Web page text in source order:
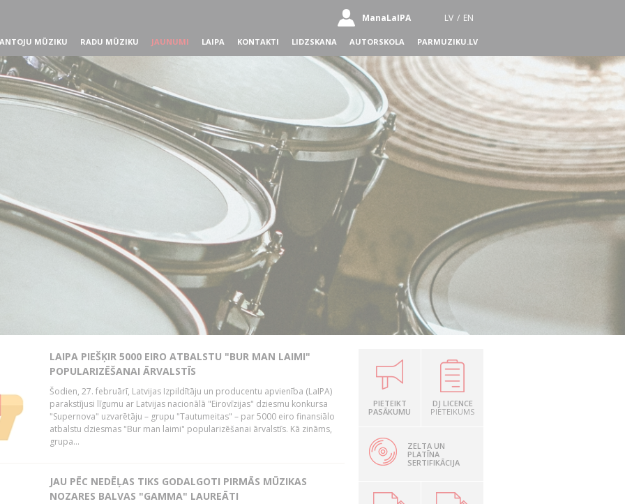
ManaLaIPA LV / EN
MŪZIKU RADU MŪZIKU JAUNUMI LAIPA KONTAKTI LIDZSKANA AUTORSKOLA PARMUZIKU.LV
LAIPA PIEŠĶIR 5000 EIRO ATBALSTU "BUR MAN LAIMI"
POPULARIZĒŠANAI ĀRVALSTĪS
Šodien, 27. februārī, Latvijas Izpildītāju un producentu apvienība (LaIPA)
parakstījusi līgumu ar Latvijas nacionālā "Eirovīzijas" dziesmu konkursa
"Supernova" uzvarētāju – grupu "Tautumeitas" – par 5000 eiro finansiālo
atbalstu dziesmas "Bur man laimi" popularizēšanai ārvalstīs. Kā zināms,
grupa...
JAU PĒC NEDĒĻAS TIKS GODALGOTI PIRMĀS MŪZIKAS
NOZARES BALVAS "GAMMA" LAUREĀTI
PIETEIKT
PASĀKUMU
DJ LICENCE
PIETEIKUMS
ZELTA UN
PLATĪNA
SERTIFIKĀCIJA